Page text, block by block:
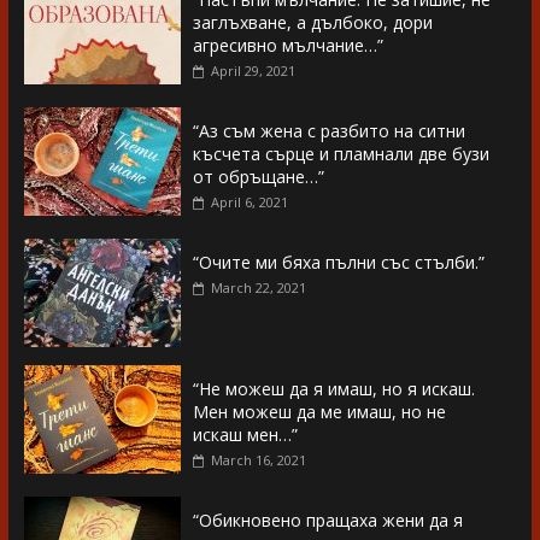
заглъхване, а дълбоко, дори
агресивно мълчание…”
April 29, 2021
“Аз съм жена с разбито на ситни
късчета сърце и пламнали две бузи
от обръщане…”
April 6, 2021
“Очите ми бяха пълни със стълби.”
March 22, 2021
“Не можеш да я имаш, но я искаш.
Мен можеш да ме имаш, но не
искаш мен…”
March 16, 2021
“Обикновено пращаха жени да я